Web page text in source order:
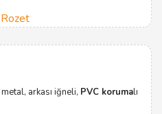
Rozet
arkası iğneli, PVC korumalı